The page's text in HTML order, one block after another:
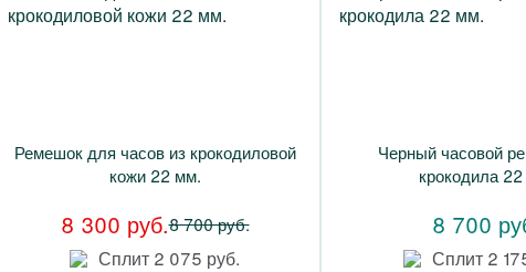
Ремешок для часов из крокодиловой
кожи 22 мм.
8 300 руб.8 700 руб.
Сплит 2 075 руб.
Черный часовой
крокодила
8 700
Сплит 2